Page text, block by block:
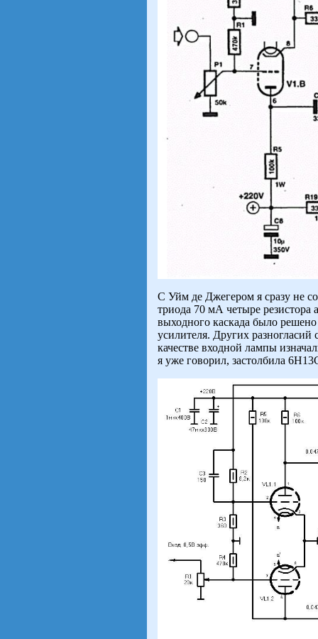
С Уйм де Джегером я сразу не
триода 70 мА четыре
выходного каскада было
усилителя. Других разногласий
качестве входной лампы
я уже говорил, застолбила